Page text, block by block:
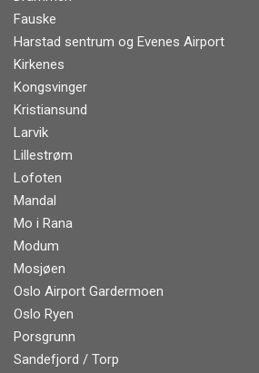
Fauske
Harstad sentrum og Evenes Airport
Kirkenes
Kongsvinger
Kristiansund
Larvik
Lillestrøm
Lofoten
Mandal
Mo i Rana
Modum
Mosjøen
Oslo Airport Gardermoen
Oslo Ryen
Porsgrunn
Sandefjord / Torp